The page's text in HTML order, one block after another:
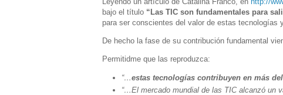
bajo el título “Las TIC son fundamentales para
para ser conscientes del valor de estas tecnologías
De hecho la fase de su contribución fundamental
Permitidme que las reproduzca:
“…estas tecnologías contribuyen en más
“…El mercado mundial de las TIC alcanzó un